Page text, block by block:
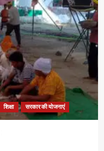
शिक्षा सरकार की योजनाएं